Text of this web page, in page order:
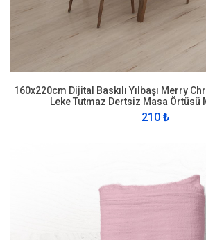
160x220cm Dijital Baskılı Yılbaşı Merry
Leke Tutmaz Dertsiz Masa Örtüsü
210 ₺